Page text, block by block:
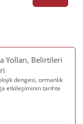
Yolları, Belirtileri
dengesi, ormanlık
etkileşiminin tarihte